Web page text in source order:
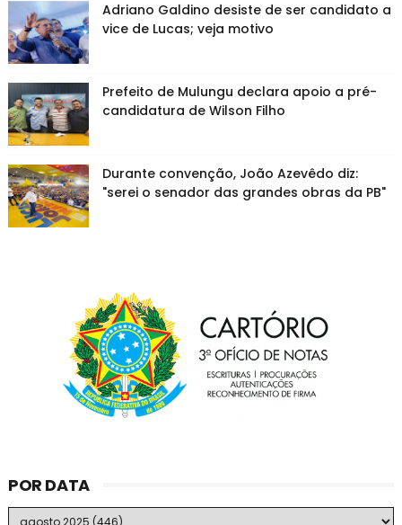
Adriano Galdino desiste de ser candidato a
vice de Lucas; veja motivo
Prefeito de Mulungu declara apoio a pré-
candidatura de Wilson Filho
Durante convenção, João Azevêdo diz:
"serei o senador das grandes obras da PB"
POR DATA